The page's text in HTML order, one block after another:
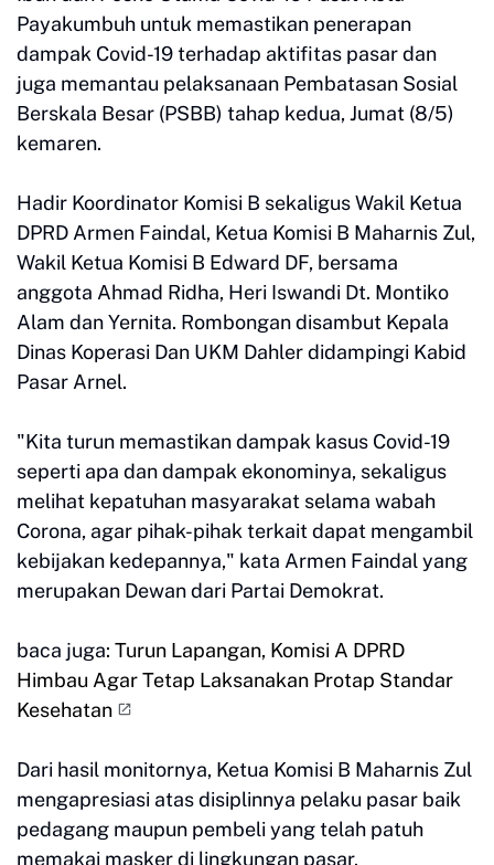
Payakumbuh untuk memastikan penerapan
dampak Covid-19 terhadap aktifitas pasar dan
juga memantau pelaksanaan Pembatasan Sosial
Berskala Besar (PSBB) tahap kedua, Jumat (8/5)
kemaren.
Hadir Koordinator Komisi B sekaligus Wakil Ketua
DPRD Armen Faindal, Ketua Komisi B Maharnis Zul,
Wakil Ketua Komisi B Edward DF, bersama
anggota Ahmad Ridha, Heri Iswandi Dt. Montiko
Alam dan Yernita. Rombongan disambut Kepala
Dinas Koperasi Dan UKM Dahler didampingi Kabid
Pasar Arnel.
"Kita turun memastikan dampak kasus Covid-19
seperti apa dan dampak ekonominya, sekaligus
melihat kepatuhan masyarakat selama wabah
Corona, agar pihak-pihak terkait dapat mengambil
kebijakan kedepannya," kata Armen Faindal yang
merupakan Dewan dari Partai Demokrat.
baca juga: Turun Lapangan, Komisi A DPRD
Himbau Agar Tetap Laksanakan Protap Standar
Kesehatan
Dari hasil monitornya, Ketua Komisi B Maharnis Zul
mengapresiasi atas disiplinnya pelaku pasar baik
pedagang maupun pembeli yang telah patuh
memakai masker di lingkungan pasar.